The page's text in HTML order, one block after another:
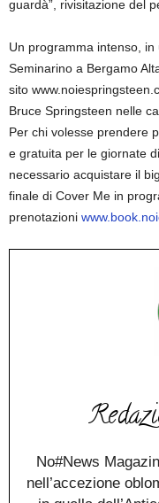
guardà”, rivisitazione del
Un programma intenso,
Seminarino a Bergamo
sito
Bruce Springsteen nelle
Per chi volesse prendere
e gratuita per le giornate
necessario acquistare il
finale di Cover Me in
prenotazioni
No#News
nell’accezione